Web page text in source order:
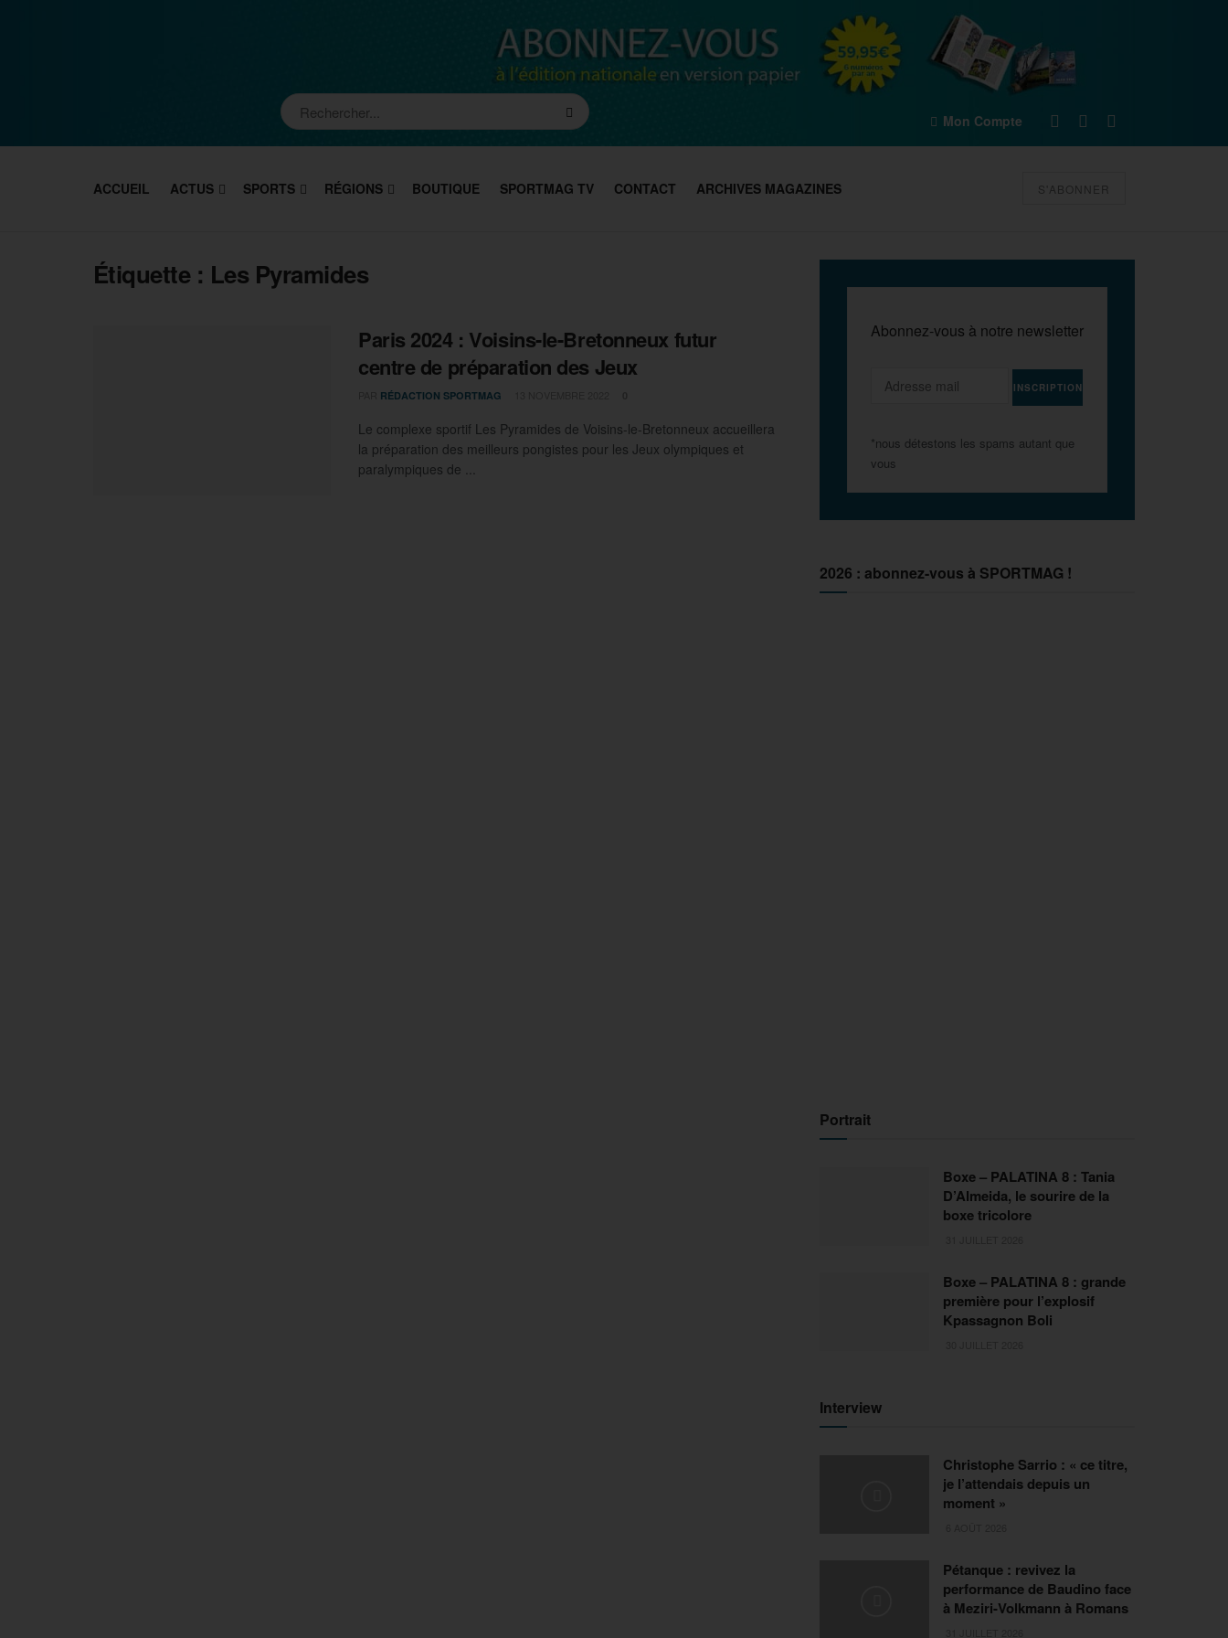
Mon Compte
ACCUEIL ACTUS SPORTS RÉGIONS BOUTIQUE SPORTMAG TV CONTACT ARCHIVES MAGAZINES S'ABONNER
Étiquette : Les Pyramides
Paris 2024 : Voisins-le-Bretonneux futur
centre de préparation des Jeux
RÉDACTION SPORTMAG
Le complexe sportif Les Pyramides de Voisins-le-Bretonneux accueillera
la préparation des meilleurs pongistes pour les Jeux olympiques et
paralympiques de ...
Abonnez-vous à notre newsletter
*nous détestons les spams autant que
vous
2026 : abonnez-vous à SPORTMAG !
Portrait
Boxe – PALATINA 8 : Tania
D’Almeida, le sourire de la
boxe tricolore
Boxe – PALATINA 8 : grande
première pour l’explosif
Kpassagnon Boli
Interview
Christophe Sarrio : « ce titre,
je l’attendais depuis un
moment »
Pétanque : revivez la
performance de Baudino face
à Meziri-Volkmann à Romans